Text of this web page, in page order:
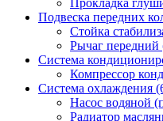
Прокладка
Подвеска передних
Стойка
Рычаг передний
Система
Компрессор
Система охлаждения
Насос водяной
Радиатор